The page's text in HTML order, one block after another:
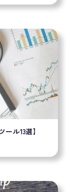
ル13選】